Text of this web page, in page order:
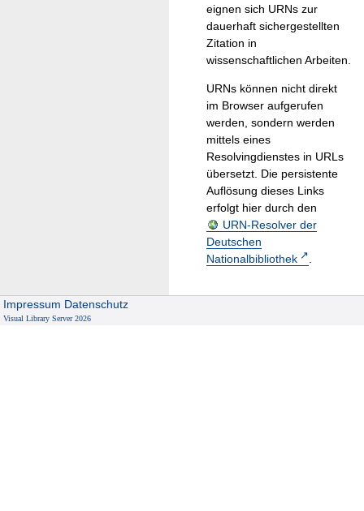
eignen sich URNs zur
dauerhaft sichergestellten
Zitation in
wissenschaftlichen Arbeiten.
URNs können nicht direkt
im Browser aufgerufen
werden, sondern werden
mittels eines
Resolvingdienstes in URLs
übersetzt. Die persistente
Auflösung dieses Links
erfolgt hier durch den
URN-Resolver der
Deutschen
Nationalbibliothek
.
Impressum Datenschutz
Visual Library Server 2026